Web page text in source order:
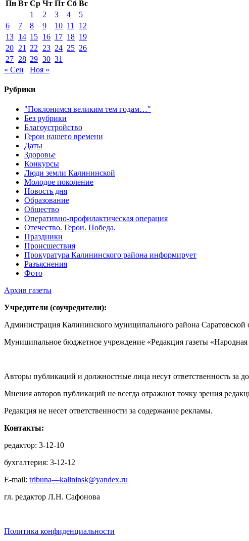
Пн Вт Ср Чт Пт Сб Вс
1
2 3 4
5
6
7 8 9 10 11
12
13 14 15 16 17 18 19
20 21 22 23 24 25 26
27 28 29 30 31
« Сен
Ноя »
Рубрики
"Поклонимся великим тем годам…"
Без рубрики
Благоустройство
Герои нашего времени
Даты
Здоровье
Конкурсы
Люди земли Калининской
Молодое поколение
Новость дня
Образование
Общество
Оперативно-профилактическая операция
Отечество. Герои. Победа.
Праздники
Происшествия
Прокуратура Калининского района информирует
Разъяснения
Фото
Архив газеты
Учредители (соучредители):
Администрация Калининского муниципального района Саратовской
Муниципальное бюджетное учреждение «Редакция газеты «Народная
Авторы публикаций и должностные лица несут ответственность за
Мнения авторов публикаций не всегда отражают точку зрения
Редакция не несет ответственности за содержание рекламы.
Контакты:
редактор: 3-12-10
бухгалтерия: 3-12-12
E-mail: tribuna—kalininsk@yandex.ru
гл. редактор Л.Н. Сафонова
Политика конфиденциальности